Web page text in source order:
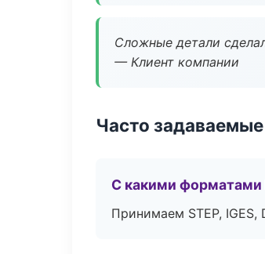
Сложные детали
— Клиент компании
Часто
С какими форматами
Принимаем STEP, IGES,